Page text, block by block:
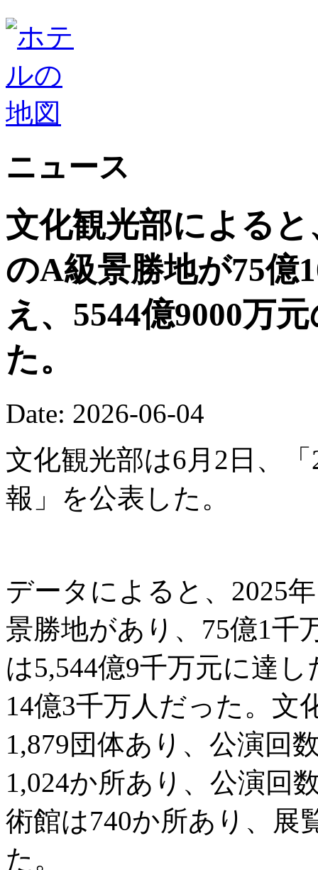
ニュース
文化観光部によると
のA級景勝地が75億
え、5544億9000万
た。
Date: 2026-06-04
文化観光部は6月2日、
報」を公表した。
データによると、2025
景勝地があり、75億1千
は5,544億9千万元に達
14億3千万人だった。文
1,879団体あり、公演回
1,024か所あり、公演回
術館は740か所あり、展
た。